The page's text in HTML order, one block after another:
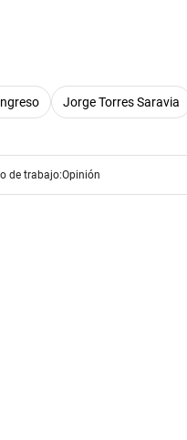
Jorge Torres Saravia
de trabajo:Opinión